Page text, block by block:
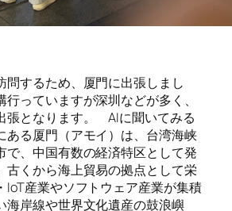
問するため、厦門に出張しまし
っていますが深圳などが多く、
張となります。AIに聞いてみる
ある厦門（アモイ）は、台湾海峡
で、中国有数の経済特区として発
古くから海上貿易の拠点として栄
IoT産業やソフトウェア産業が集積
海岸線や世界文化遺産の鼓浪嶼